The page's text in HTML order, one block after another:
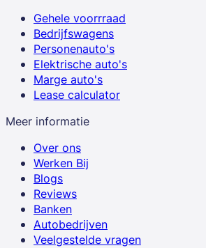
Gehele voorrraad
Bedrijfswagens
Personenauto's
Elektrische auto's
Marge auto's
Lease calculator
Meer informatie
Over ons
Werken Bij
Blogs
Reviews
Banken
Autobedrijven
Veelgestelde vragen